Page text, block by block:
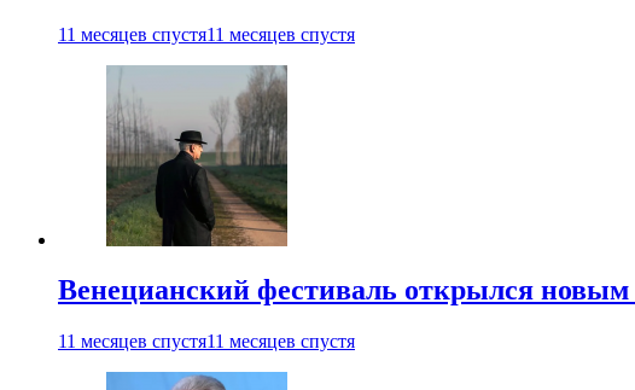
11 месяцев спустя11 месяцев спустя
Венецианский фестиваль открылся
11 месяцев спустя11 месяцев спустя